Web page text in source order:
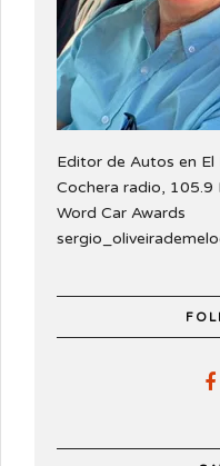
Editor de Autos en
Cochera radio, 105.9
Word Car Awards